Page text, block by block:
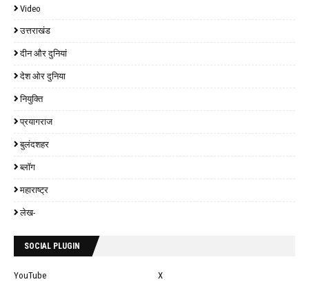
Video
उत्तराखंड
दीन और दुनियां
देश ओर दुनिया
नियुक्ति
प्रयागराज
बुलंदशहर
ब्लॉग
महाराष्ट्र
लेख-
SOCIAL PLUGIN
YouTube
X